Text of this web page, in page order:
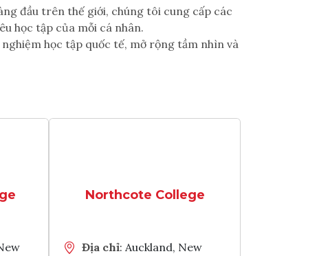
đầu trên thế giới, chúng tôi cung cấp các
học tập của mỗi cá nhân.
học tập quốc tế, mở rộng tầm nhìn và
Northcote College
Địa chỉ: Auckland, New